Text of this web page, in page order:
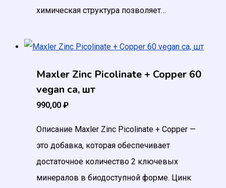
химическая структура позволяет…
Maxler Zinc Picolinate + Copper 60
vegan ca, шт
990,00 ₽
Описание Maxler Zinc Picolinate + Copper —
это добавка, которая обеспечивает
достаточное количество 2 ключевых
минералов в биодоступной форме. Цинк